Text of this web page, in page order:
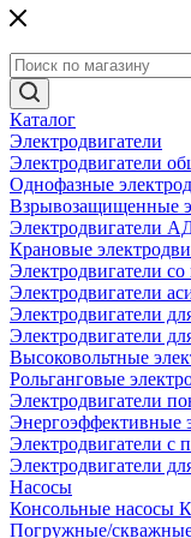
Каталог
Электродвигатели
Электродвигатели
Однофазные
Взрывозащищенные
Электродвигатели
Крановые
Электродвигатели
Электродвигатели
Электродвигатели
Электродвигатели
Высоковольтные
Рольганговые
Электродвигатели
Энергоэффективные
Электродвигатели
Электродвигатели
Насосы
Консольные
Погружные/